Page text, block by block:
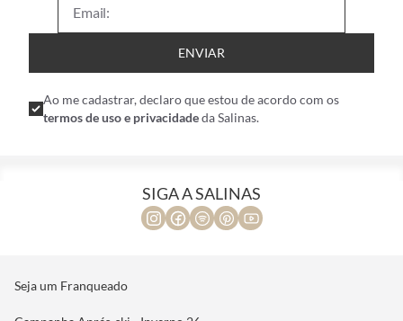
ENVIAR
Ao me cadastrar, declaro que estou de acordo com os
termos de uso e privacidadeda Salinas.
SIGA A SALINAS
Seja um Franqueado